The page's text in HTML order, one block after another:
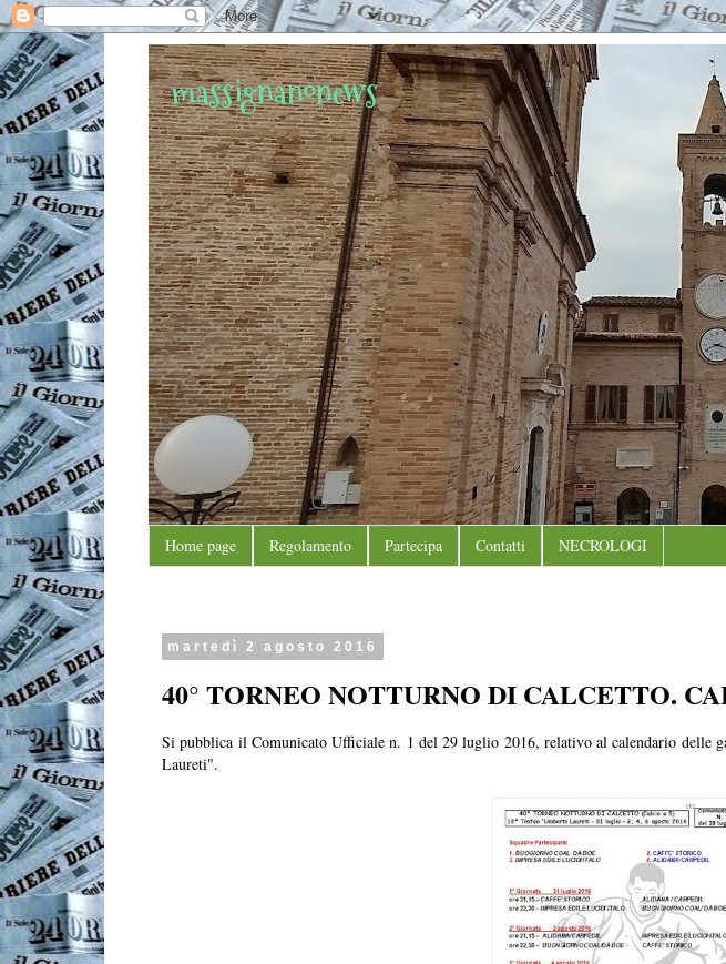
massignanonews
Home page Regolamento Partecipa Contatti NECROLOGI
martedì 2 agosto 2016
40° TORNEO NOTTURNO DI CALCETTO.
Si pubblica il Comunicato Ufficiale n. 1 del 29 luglio 2016, relativo al calendario delle
Laureti".